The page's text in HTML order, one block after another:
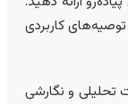
کاربردی
و نگارشی